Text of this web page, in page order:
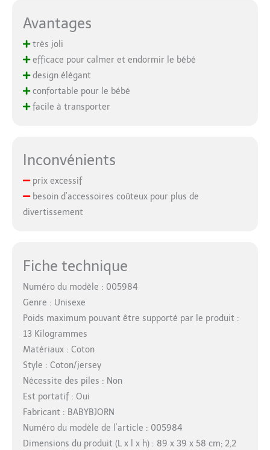
Avantages
très joli
efficace pour calmer et endormir le bébé
design élégant
confortable pour le bébé
facile à transporter
Inconvénients
prix excessif
besoin d’accessoires coûteux pour plus de
divertissement
Fiche technique
Numéro du modèle : 005984
Genre : Unisexe
Poids maximum pouvant être supporté par le produit :
13 Kilogrammes
Matériaux : Coton
Style : Coton/jersey
Nécessite des piles : Non
Est portatif : Oui
Fabricant : BABYBJORN
Numéro du modèle de l’article : 005984
Dimensions du produit (L x l x h) : 89 x 39 x 58 cm; 2,2